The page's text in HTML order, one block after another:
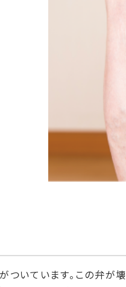
ついています。この弁が壊